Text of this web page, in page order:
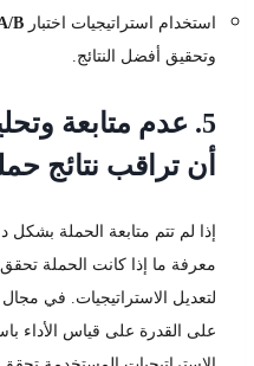
استخدام استراتيجيات اختبار B
وتحقيق أفضل النتائج.
5. عدم متابعة
أن تراقب نتائج
إذا لم تتم متابعة الحملة
معرفة ما إذا كانت الحملة تحقق
لتعديل الاستراتيجيات. في مجال
على القدرة على قياس الأداء